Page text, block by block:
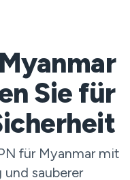
Sie für
für Myanmar mit
sauberer